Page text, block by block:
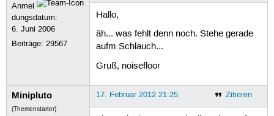
Anmel
dungsdatum:
6. Juni 2006
Beiträge:29567
Hallo,
äh... was fehlt denn noch. Stehe gerade
aufm Schlauch...
Gruß, noisefloor
Minipluto
(Themenstarter)
Zitieren
17. Februar 2012 21:25